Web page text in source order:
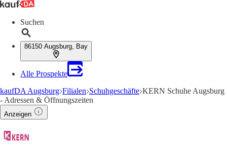
Suchen
86150 Augsburg, Bay
Alle Prospekte
kaufDA Augsburg Filialen Schuhgeschäfte KERN Schuhe Augsburg
- Adressen & Öffnungszeiten
Anzeigen